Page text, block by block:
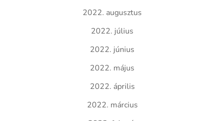
2022. augusztus
2022. július
2022. június
2022. május
2022. április
2022. március